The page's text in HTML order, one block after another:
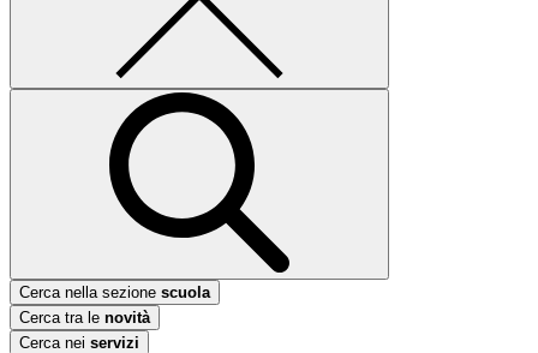
Cerca nella sezione scuola
Cerca tra le novità
Cerca nei servizi